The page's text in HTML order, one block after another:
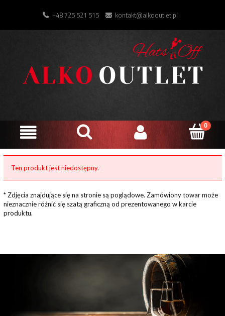
+48 725 521 515 kontakt@alkooutlet.pl
Ten produkt jest niedostępny.
* Zdjęcia znajdujące się na stronie są poglądowe. Zamówiony towar może
nieznacznie różnić się szatą graficzną od prezentowanego w karcie
produktu.